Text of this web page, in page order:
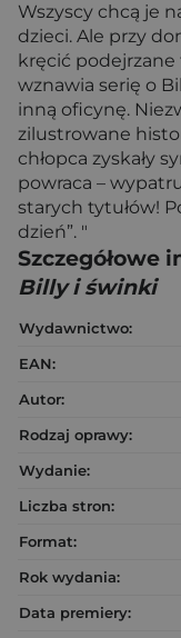
Wszyscy chcą je
dzieci. Ale przy
kręcić
wznawia serię o
inną oficynę.
zilustrowane
chłopca zyskały
powraca –
starych tytułów!
dzień”. "
Szczegółowe
Billy i świnki
Wydawnictwo:
EAN:
Autor:
Rodzaj oprawy:
Wydanie:
Liczba stron:
Format:
Rok wydania:
Data premiery: